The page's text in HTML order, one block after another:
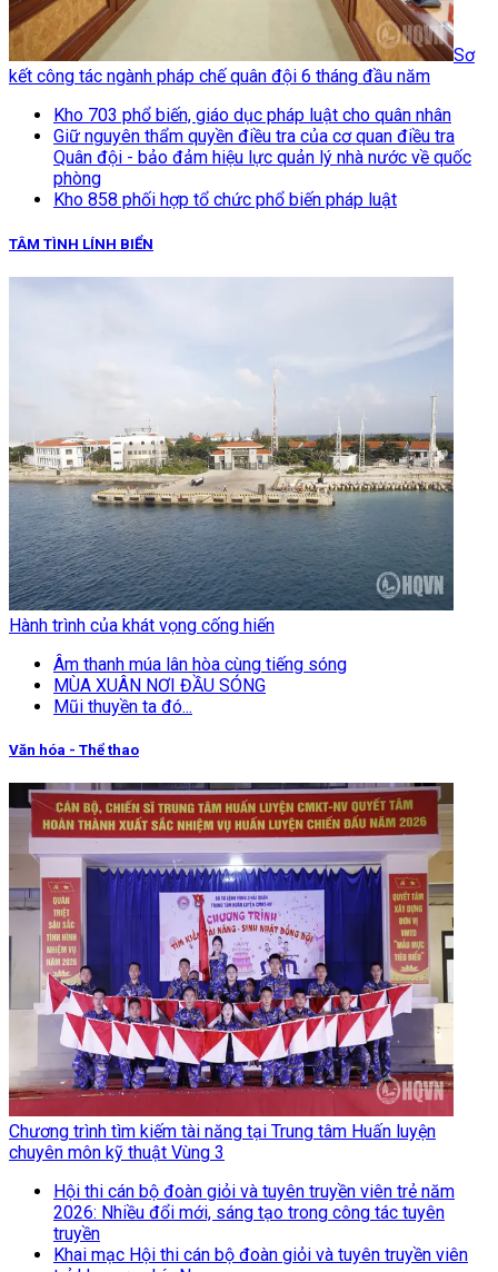
Sơ
kết công tác ngành pháp chế quân đội 6 tháng đầu năm
Kho 703 phổ biến, giáo dục pháp luật cho quân nhân
Giữ nguyên thẩm quyền điều tra của cơ quan điều tra
Quân đội - bảo đảm hiệu lực quản lý nhà nước về quốc
phòng
Kho 858 phối hợp tổ chức phổ biến pháp luật
TÂM TÌNH LÍNH BIỂN
Hành trình của khát vọng cống hiến
Âm thanh múa lân hòa cùng tiếng sóng
MÙA XUÂN NƠI ĐẦU SÓNG
Mũi thuyền ta đó...
Văn hóa - Thể thao
Chương trình tìm kiếm tài năng tại Trung tâm Huấn luyện
chuyên môn kỹ thuật Vùng 3
Hội thi cán bộ đoàn giỏi và tuyên truyền viên trẻ năm
2026: Nhiều đổi mới, sáng tạo trong công tác tuyên
truyền
Khai mạc Hội thi cán bộ đoàn giỏi và tuyên truyền viên